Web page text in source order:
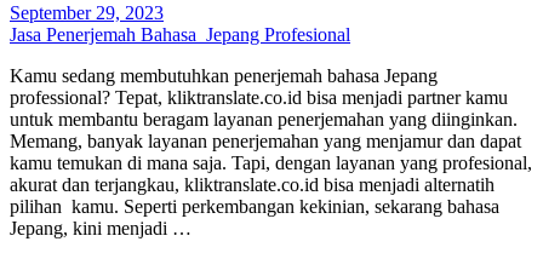
September 29, 2023
Jasa Penerjemah Bahasa Jepang Profesional
Kamu sedang membutuhkan penerjemah bahasa Jepang
professional? Tepat, kliktranslate.co.id bisa menjadi partner kamu
untuk membantu beragam layanan penerjemahan yang diinginkan.
Memang, banyak layanan penerjemahan yang menjamur dan dapat
kamu temukan di mana saja. Tapi, dengan layanan yang profesional,
akurat dan terjangkau, kliktranslate.co.id bisa menjadi alternatih
pilihan kamu. Seperti perkembangan kekinian, sekarang bahasa
Jepang, kini menjadi …